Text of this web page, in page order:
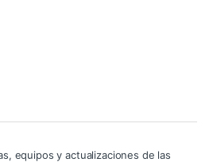
equipos y actualizaciones de las